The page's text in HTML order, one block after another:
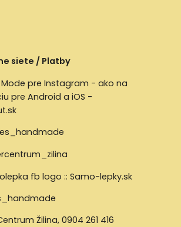
siete / Platby
Žilina,0904 261 416